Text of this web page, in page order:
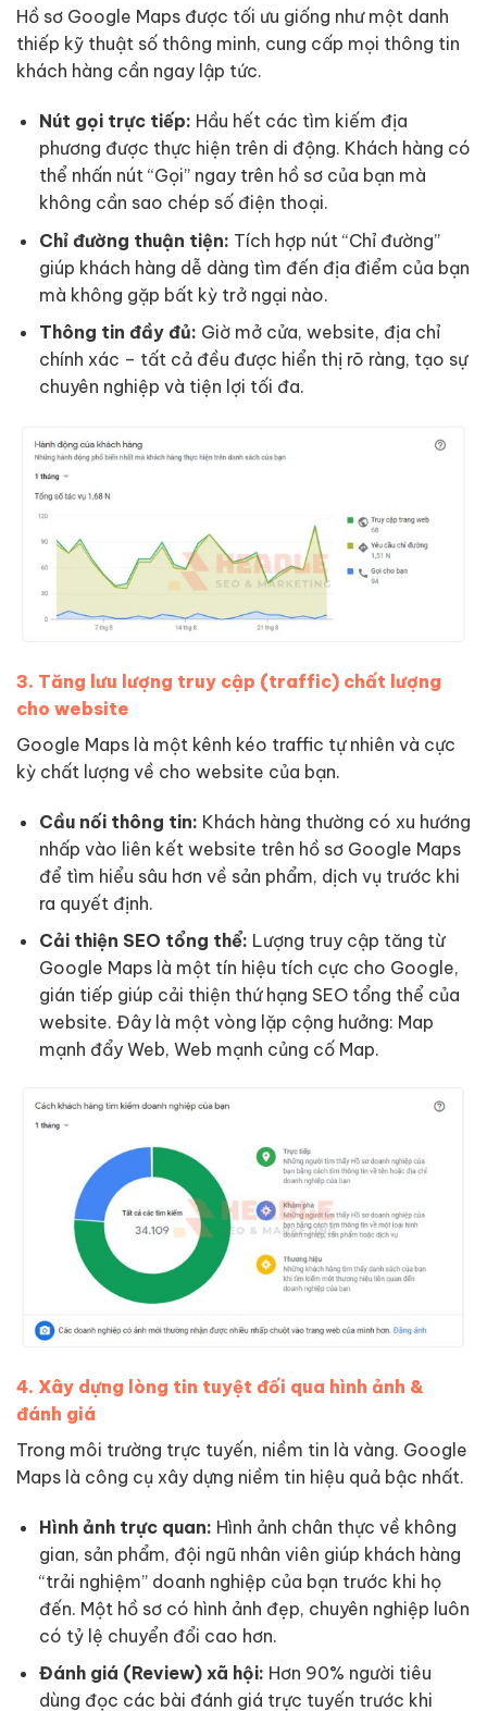
Hồ sơ Google Maps được tối ưu giống như một danh
thiếp kỹ thuật số thông minh, cung cấp mọi thông tin
khách hàng cần ngay lập tức.
Nút gọi trực tiếp: Hầu hết các tìm kiếm địa
phương được thực hiện trên di động. Khách hàng có
thể nhấn nút “Gọi” ngay trên hồ sơ của bạn mà
không cần sao chép số điện thoại.
Chỉ đường thuận tiện: Tích hợp nút “Chỉ đường”
giúp khách hàng dễ dàng tìm đến địa điểm của bạn
mà không gặp bất kỳ trở ngại nào.
Thông tin đầy đủ: Giờ mở cửa, website, địa chỉ
chính xác – tất cả đều được hiển thị rõ ràng, tạo sự
chuyên nghiệp và tiện lợi tối đa.
3. Tăng lưu lượng truy cập (traffic) chất lượng
cho website
Google Maps là một kênh kéo traffic tự nhiên và cực
kỳ chất lượng về cho website của bạn.
Cầu nối thông tin: Khách hàng thường có xu hướng
nhấp vào liên kết website trên hồ sơ Google Maps
để tìm hiểu sâu hơn về sản phẩm, dịch vụ trước khi
ra quyết định.
Cải thiện SEO tổng thể: Lượng truy cập tăng từ
Google Maps là một tín hiệu tích cực cho Google,
gián tiếp giúp cải thiện thứ hạng SEO tổng thể của
website. Đây là một vòng lặp cộng hưởng: Map
mạnh đẩy Web, Web mạnh củng cố Map.
4. Xây dựng lòng tin tuyệt đối qua hình ảnh &
đánh giá
Trong môi trường trực tuyến, niềm tin là vàng. Google
Maps là công cụ xây dựng niềm tin hiệu quả bậc nhất.
Hình ảnh trực quan: Hình ảnh chân thực về không
gian, sản phẩm, đội ngũ nhân viên giúp khách hàng
“trải nghiệm” doanh nghiệp của bạn trước khi họ
đến. Một hồ sơ có hình ảnh đẹp, chuyên nghiệp luôn
có tỷ lệ chuyển đổi cao hơn.
Đánh giá (Review) xã hội: Hơn 90% người tiêu
dùng đọc các bài đánh giá trực tuyến trước khi